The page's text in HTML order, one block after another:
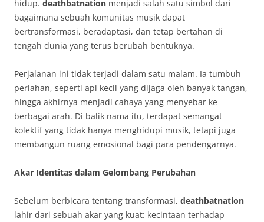
hidup. deathbatnation menjadi salah satu simbol dari
bagaimana sebuah komunitas musik dapat
bertransformasi, beradaptasi, dan tetap bertahan di
tengah dunia yang terus berubah bentuknya.
Perjalanan ini tidak terjadi dalam satu malam. Ia tumbuh
perlahan, seperti api kecil yang dijaga oleh banyak tangan,
hingga akhirnya menjadi cahaya yang menyebar ke
berbagai arah. Di balik nama itu, terdapat semangat
kolektif yang tidak hanya menghidupi musik, tetapi juga
membangun ruang emosional bagi para pendengarnya.
Akar Identitas dalam Gelombang Perubahan
Sebelum berbicara tentang transformasi, deathbatnation
lahir dari sebuah akar yang kuat: kecintaan terhadap